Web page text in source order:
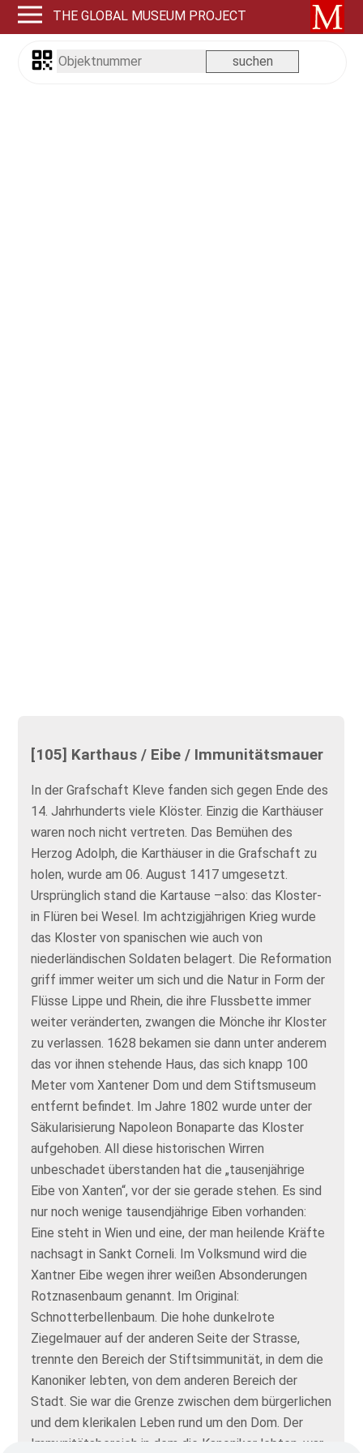
THE GLOBAL MUSEUM PROJECT
[105] Karthaus / Eibe / Immunitätsmauer
In der Grafschaft Kleve fanden sich gegen Ende des
14. Jahrhunderts viele Klöster. Einzig die Karthäuser
waren noch nicht vertreten. Das Bemühen des
Herzog Adolph, die Karthäuser in die Grafschaft zu
holen, wurde am 06. August 1417 umgesetzt.
Ursprünglich stand die Kartause –also: das Kloster-
in Flüren bei Wesel. Im achtzigjährigen Krieg wurde
das Kloster von spanischen wie auch von
niederländischen Soldaten belagert. Die Reformation
griff immer weiter um sich und die Natur in Form der
Flüsse Lippe und Rhein, die ihre Flussbette immer
weiter veränderten, zwangen die Mönche ihr Kloster
zu verlassen. 1628 bekamen sie dann unter anderem
das vor ihnen stehende Haus, das sich knapp 100
Meter vom Xantener Dom und dem Stiftsmuseum
entfernt befindet. Im Jahre 1802 wurde unter der
Säkularisierung Napoleon Bonaparte das Kloster
aufgehoben. All diese historischen Wirren
unbeschadet überstanden hat die „tausenjährige
Eibe von Xanten“, vor der sie gerade stehen. Es sind
nur noch wenige tausendjährige Eiben vorhanden:
Eine steht in Wien und eine, der man heilende Kräfte
nachsagt in Sankt Corneli. Im Volksmund wird die
Xantner Eibe wegen ihrer weißen Absonderungen
Rotznasenbaum genannt. Im Original:
Schnotterbellenbaum. Die hohe dunkelrote
Ziegelmauer auf der anderen Seite der Strasse,
trennte den Bereich der Stiftsimmunität, in dem die
Kanoniker lebten, von dem anderen Bereich der
Stadt. Sie war die Grenze zwischen dem bürgerlichen
und dem klerikalen Leben rund um den Dom. Der
Immunitätsbereich in dem die Kanoniker lebten, war